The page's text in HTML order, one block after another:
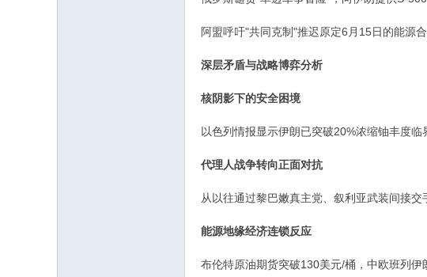
阿盟呼吁"共同克制"推迟原定6月15日的能源合
深层矛盾与战略博弈分析
核阴影下的安全困境
以色列情报显示伊朗已突破20%浓缩铀丰度
代理人战争转向正面对抗
从以往通过黎巴嫩真主党、叙利亚武装间接
能源地缘经济连锁反应
布伦特原油期货突破130美元/桶，中欧班列伊